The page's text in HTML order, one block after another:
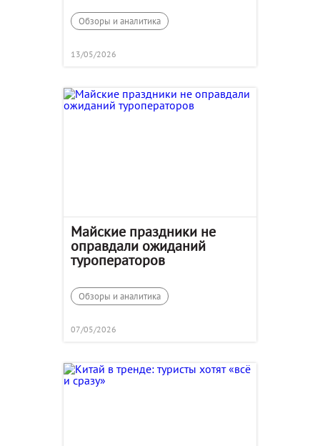
Обзоры и аналитика
13/05/2026
Майские праздники не
оправдали ожиданий
туроператоров
Обзоры и аналитика
07/05/2026